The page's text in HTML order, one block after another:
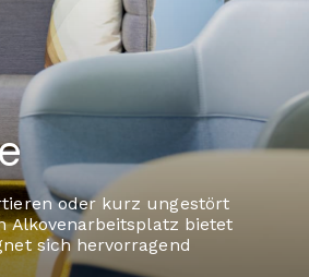
oder kurz ungestört
Alkovenarbeitsplatz bietet
sich hervorragend